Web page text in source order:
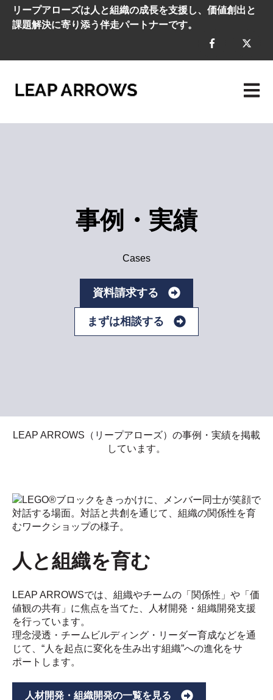
リープアローズは人と組織の成長を支援し、価値創出と
課題解決に寄り添う伴走パートナーです。
メイ
事例・実績
Cases
資料請求する
まずは相談する
LEAP ARROWS（リープアローズ）の事例・実績を掲載
しています。
人と組織を育む
LEAP ARROWSでは、組織やチームの「関係性」や「価
値観の共有」に焦点を当てた、人材開発・組織開発支援
を行っています。
理念浸透・チームビルディング・リーダー育成などを通
じて、“人を起点に変化を生み出す組織”への進化をサ
ポートします。
人材開発・組織開発の一覧を見る